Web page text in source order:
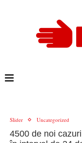
Slider Uncategorized
4500 de noi